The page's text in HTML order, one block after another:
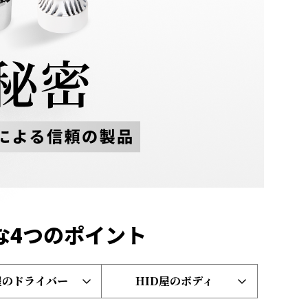
4つのポイント
ドライバー HID屋のボディ